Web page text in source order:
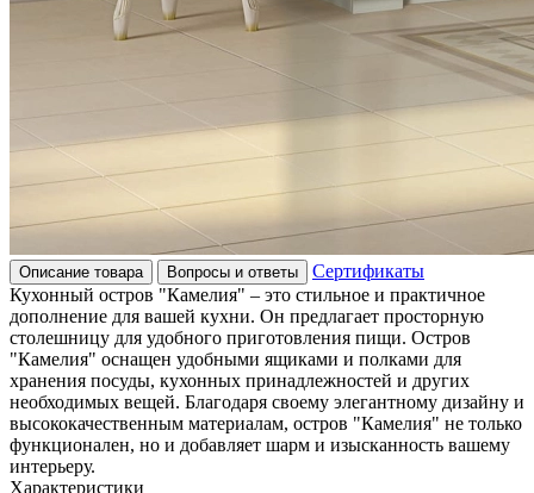
Описание товара Вопросы и ответы
Сертификаты
Кухонный остров "Камелия" – это стильное и практичное
дополнение для вашей кухни. Он предлагает просторную
столешницу для удобного приготовления пищи. Остров
"Камелия" оснащен удобными ящиками и полками для
хранения посуды, кухонных принадлежностей и других
необходимых вещей. Благодаря своему элегантному дизайну и
высококачественным материалам, остров "Камелия" не только
функционален, но и добавляет шарм и изысканность вашему
интерьеру.
Характеристики